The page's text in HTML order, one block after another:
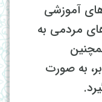
آموزشی
مردمی به
به صورت